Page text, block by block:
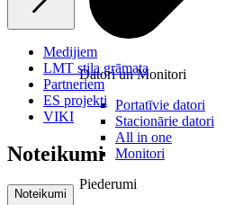
Datori un Monitori
Portatīvie datori
Stacionārie datori
All in one
Monitori
Piederumi
Medijiem
LMT stila grāmata
Partneriem
ES projekti
VIKI
Noteikumi
Noteikumi